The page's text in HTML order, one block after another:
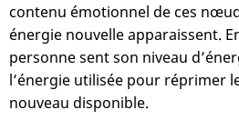
contenu émotionnel de ces
énergie nouvelle apparaissent.
personne sent son niveau
l’énergie utilisée pour réprimer
nouveau disponible.